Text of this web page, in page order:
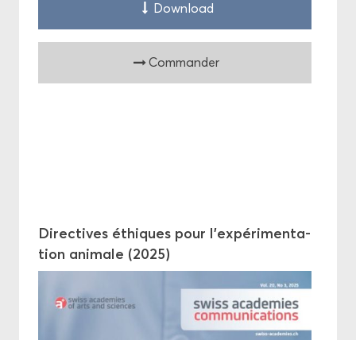
Down­load
Com­man­der
Di­rec­tives éthiques pour l’ex­pé­ri­men­ta­
tion ani­male (2025)